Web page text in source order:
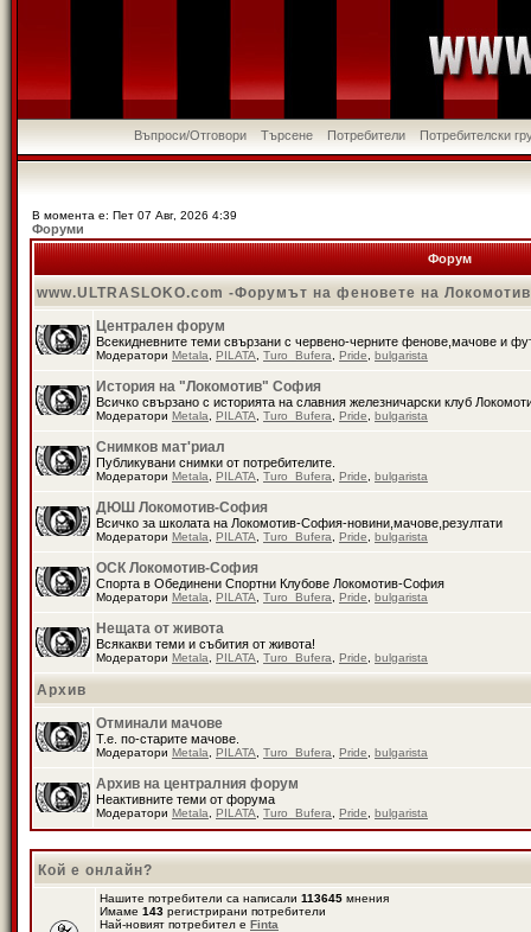
Въпроси/Отговори Търсене Потребители Потребителски
В момента е: Пет 07 Авг, 2026 4:39
Форуми
Форум
www.ULTRASLOKO.com -Форумът на феновете на
Централен форум
Всекидневните теми свързани с червено-черните фенове,мачове и
Модератори Metala PILATA Turo_Bufera Pride bulgarista
История на "Локомотив" София
Всичко свързано с историята на славния железничарски клуб
Модератори Metala PILATA Turo_Bufera Pride bulgarista
Снимков мат'риал
Публикувани снимки от потребителите.
Модератори Metala PILATA Turo_Bufera Pride bulgarista
ДЮШ Локомотив-София
Всичко за школата на Локомотив-София-новини,мачове,резултати
Модератори Metala PILATA Turo_Bufera Pride bulgarista
ОСК Локомотив-София
Спорта в Обединени Спортни Клубове Локомотив-София
Модератори Metala PILATA Turo_Bufera Pride bulgarista
Нещата от живота
Всякакви теми и събития от живота!
Модератори Metala PILATA Turo_Bufera Pride bulgarista
Архив
Отминали мачове
Т.е. по-старите мачове.
Модератори Metala PILATA Turo_Bufera Pride bulgarista
Архив на централния форум
Неактивните теми от форума
Модератори Metala PILATA Turo_Bufera Pride bulgarista
Кой е онлайн?
Нашите потребители са написали 113645 мнения
Имаме 143 регистрирани потребители
Най-новият потребител е Finta